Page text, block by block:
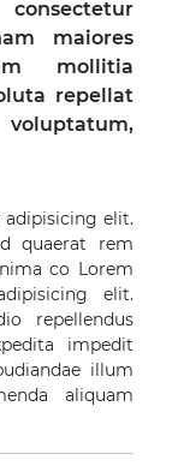
maiores
mollitia
repellat
elit.
quaerat rem
co Lorem
elit.
repellendus
impedit
illum
aliquam